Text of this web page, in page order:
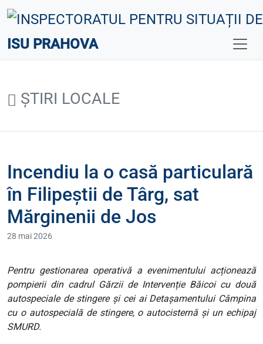
ISU PRAHOVA
ȘTIRI LOCALE
Incendiu la o casă particulară
în Filipeștii de Târg, sat
Mărginenii de Jos
28 mai 2026
Pentru gestionarea operativă a evenimentului acționează
pompierii din cadrul Gărzii de Intervenție Băicoi cu două
autospeciale de stingere și cei ai Detașamentului Câmpina
cu o autospecială de stingere, o autocisternă și un echipaj
SMURD.